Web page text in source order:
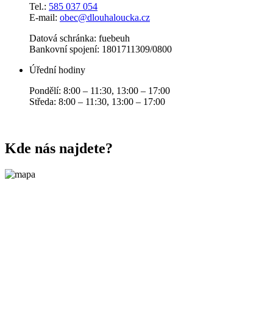
Tel.: 585 037 054
E-mail: obec@dlouhaloucka.cz
Datová schránka: fuebeuh
Bankovní spojení: 1801711309/0800
Úřední hodiny
Pondělí: 8:00 – 11:30, 13:00 – 17:00
Středa: 8:00 – 11:30, 13:00 – 17:00
Kde nás najdete?